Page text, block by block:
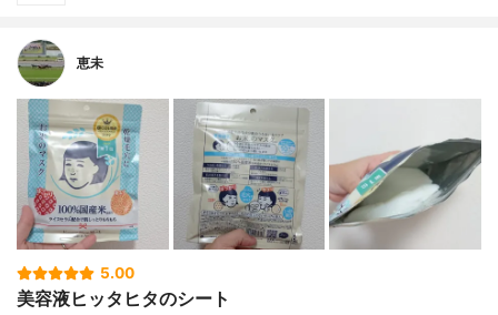
恵未
5.00
美容液ヒッタヒタのシート